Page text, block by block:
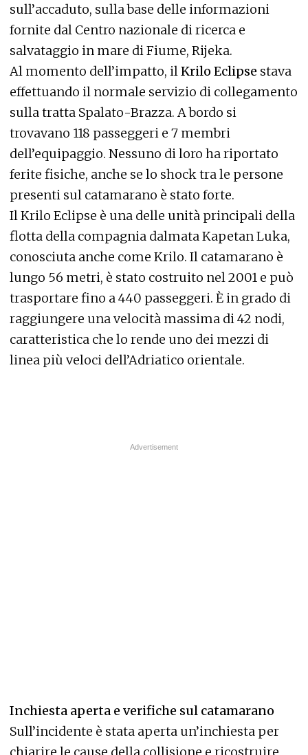
sull’accaduto, sulla base delle informazioni
fornite dal Centro nazionale di ricerca e
salvataggio in mare di Fiume, Rijeka.
Al momento dell’impatto, ilKrilo Eclipse stava
effettuando il normale servizio di collegamento
sulla tratta Spalato-Brazza. A bordo si
trovavano 118 passeggeri e 7 membri
dell’equipaggio. Nessuno di loro ha riportato
ferite fisiche, anche se lo shock tra le persone
presenti sul catamarano è stato forte.
Il Krilo Eclipse è una delle unità principali della
flotta della compagnia dalmata Kapetan Luka,
conosciuta anche come Krilo. Il catamarano è
lungo 56 metri, è stato costruito nel 2001 e può
trasportare fino a 440 passeggeri. È in grado di
raggiungere una velocità massima di 42 nodi,
caratteristica che lo rende uno dei mezzi di
linea più veloci dell’Adriatico orientale.
Inchiesta aperta e verifiche sul catamarano
Sull’incidente è stata aperta un’inchiesta per
chiarire le cause della collisione e ricostruire